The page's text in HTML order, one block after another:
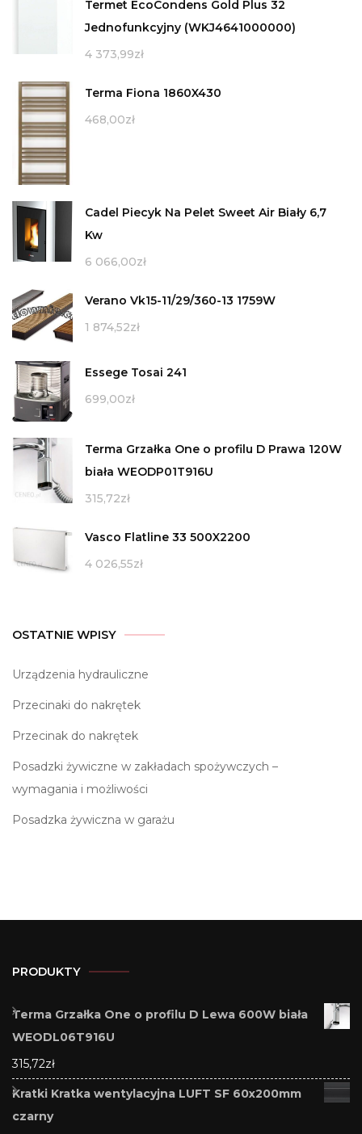
Termet EcoCondens Gold Plus 32
Jednofunkcyjny (WKJ4641000000)
4 373,99zł
Terma Fiona 1860X430
468,00zł
Cadel Piecyk Na Pelet Sweet Air Biały 6,7
Kw
6 066,00zł
Verano Vk15-11/29/360-13 1759W
1 874,52zł
Essege Tosai 241
699,00zł
Terma Grzałka One o profilu D Prawa 120W
biała WEODP01T916U
315,72zł
Vasco Flatline 33 500X2200
4 026,55zł
OSTATNIE WPISY
Urządzenia hydrauliczne
Przecinaki do nakrętek
Przecinak do nakrętek
Posadzki żywiczne w zakładach spożywczych –
wymagania i możliwości
Posadzka żywiczna w garażu
PRODUKTY
Terma Grzałka One o profilu D Lewa 600W biała
WEODL06T916U
315,72zł
Kratki Kratka wentylacyjna LUFT SF 60x200mm
czarny